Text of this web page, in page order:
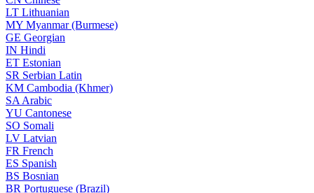
LT Lithuanian
MY Myanmar (Burmese)
GE Georgian
IN Hindi
ET Estonian
SR Serbian Latin
KM Cambodia (Khmer)
SA Arabic
YU Cantonese
SO Somali
LV Latvian
FR French
ES Spanish
BS Bosnian
BR Portuguese (Brazil)